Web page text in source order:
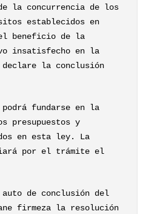
la concurrencia de los
establecidos en
beneficio de la
insatisfecho en la
la conclusión
fundarse en la
presupuestos y
en esta ley. La
por el trámite el
de conclusión del
firmeza la resolución